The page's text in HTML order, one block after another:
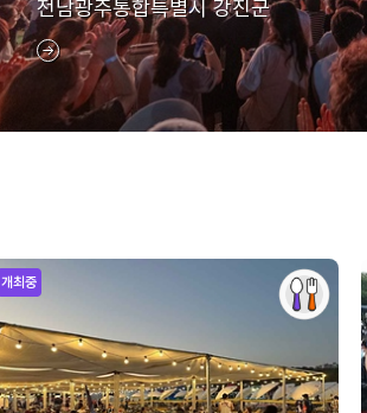
전남광주통합특별시 강진군
개최중